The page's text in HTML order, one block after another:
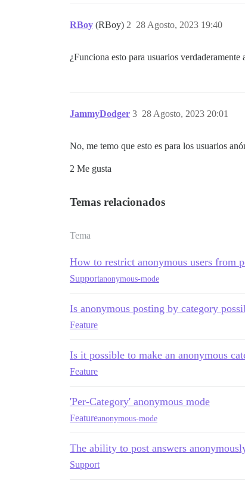
RBoy (RBoy) 28 Agosto, 2023 19:40
2
¿Funciona esto para usuarios
JammyDodger 28 Agosto, 2023 20:01
3
No, me temo que esto es para los usuarios
2 Me gusta
Temas relacionados
Tema
How to restrict anonymous users from
Supportanonymous-mode
Is anonymous posting by category
Feature
Is it possible to make an anonymous
Feature
'Per-Category' anonymous mode
Featureanonymous-mode
The ability to post answers
Support